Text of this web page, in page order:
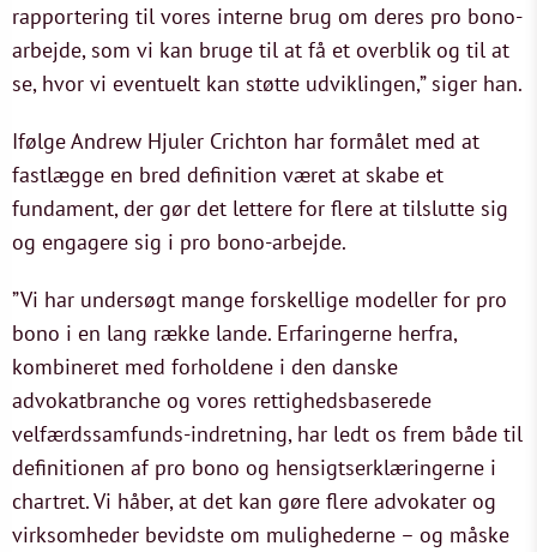
rapportering til vores interne brug om deres pro bono-
arbejde, som vi kan bruge til at få et overblik og til at
se, hvor vi eventuelt kan støtte udviklingen,” siger han.
Ifølge Andrew Hjuler Crichton har formålet med at
fastlægge en bred definition været at skabe et
fundament, der gør det lettere for flere at tilslutte sig
og engagere sig i pro bono-arbejde.
”Vi har undersøgt mange forskellige modeller for pro
bono i en lang række lande. Erfaringerne herfra,
kombineret med forholdene i den danske
advokatbranche og vores rettighedsbaserede
velfærdssamfunds-indretning, har ledt os frem både til
definitionen af pro bono og hensigtserklæringerne i
chartret. Vi håber, at det kan gøre flere advokater og
virksomheder bevidste om mulighederne – og måske